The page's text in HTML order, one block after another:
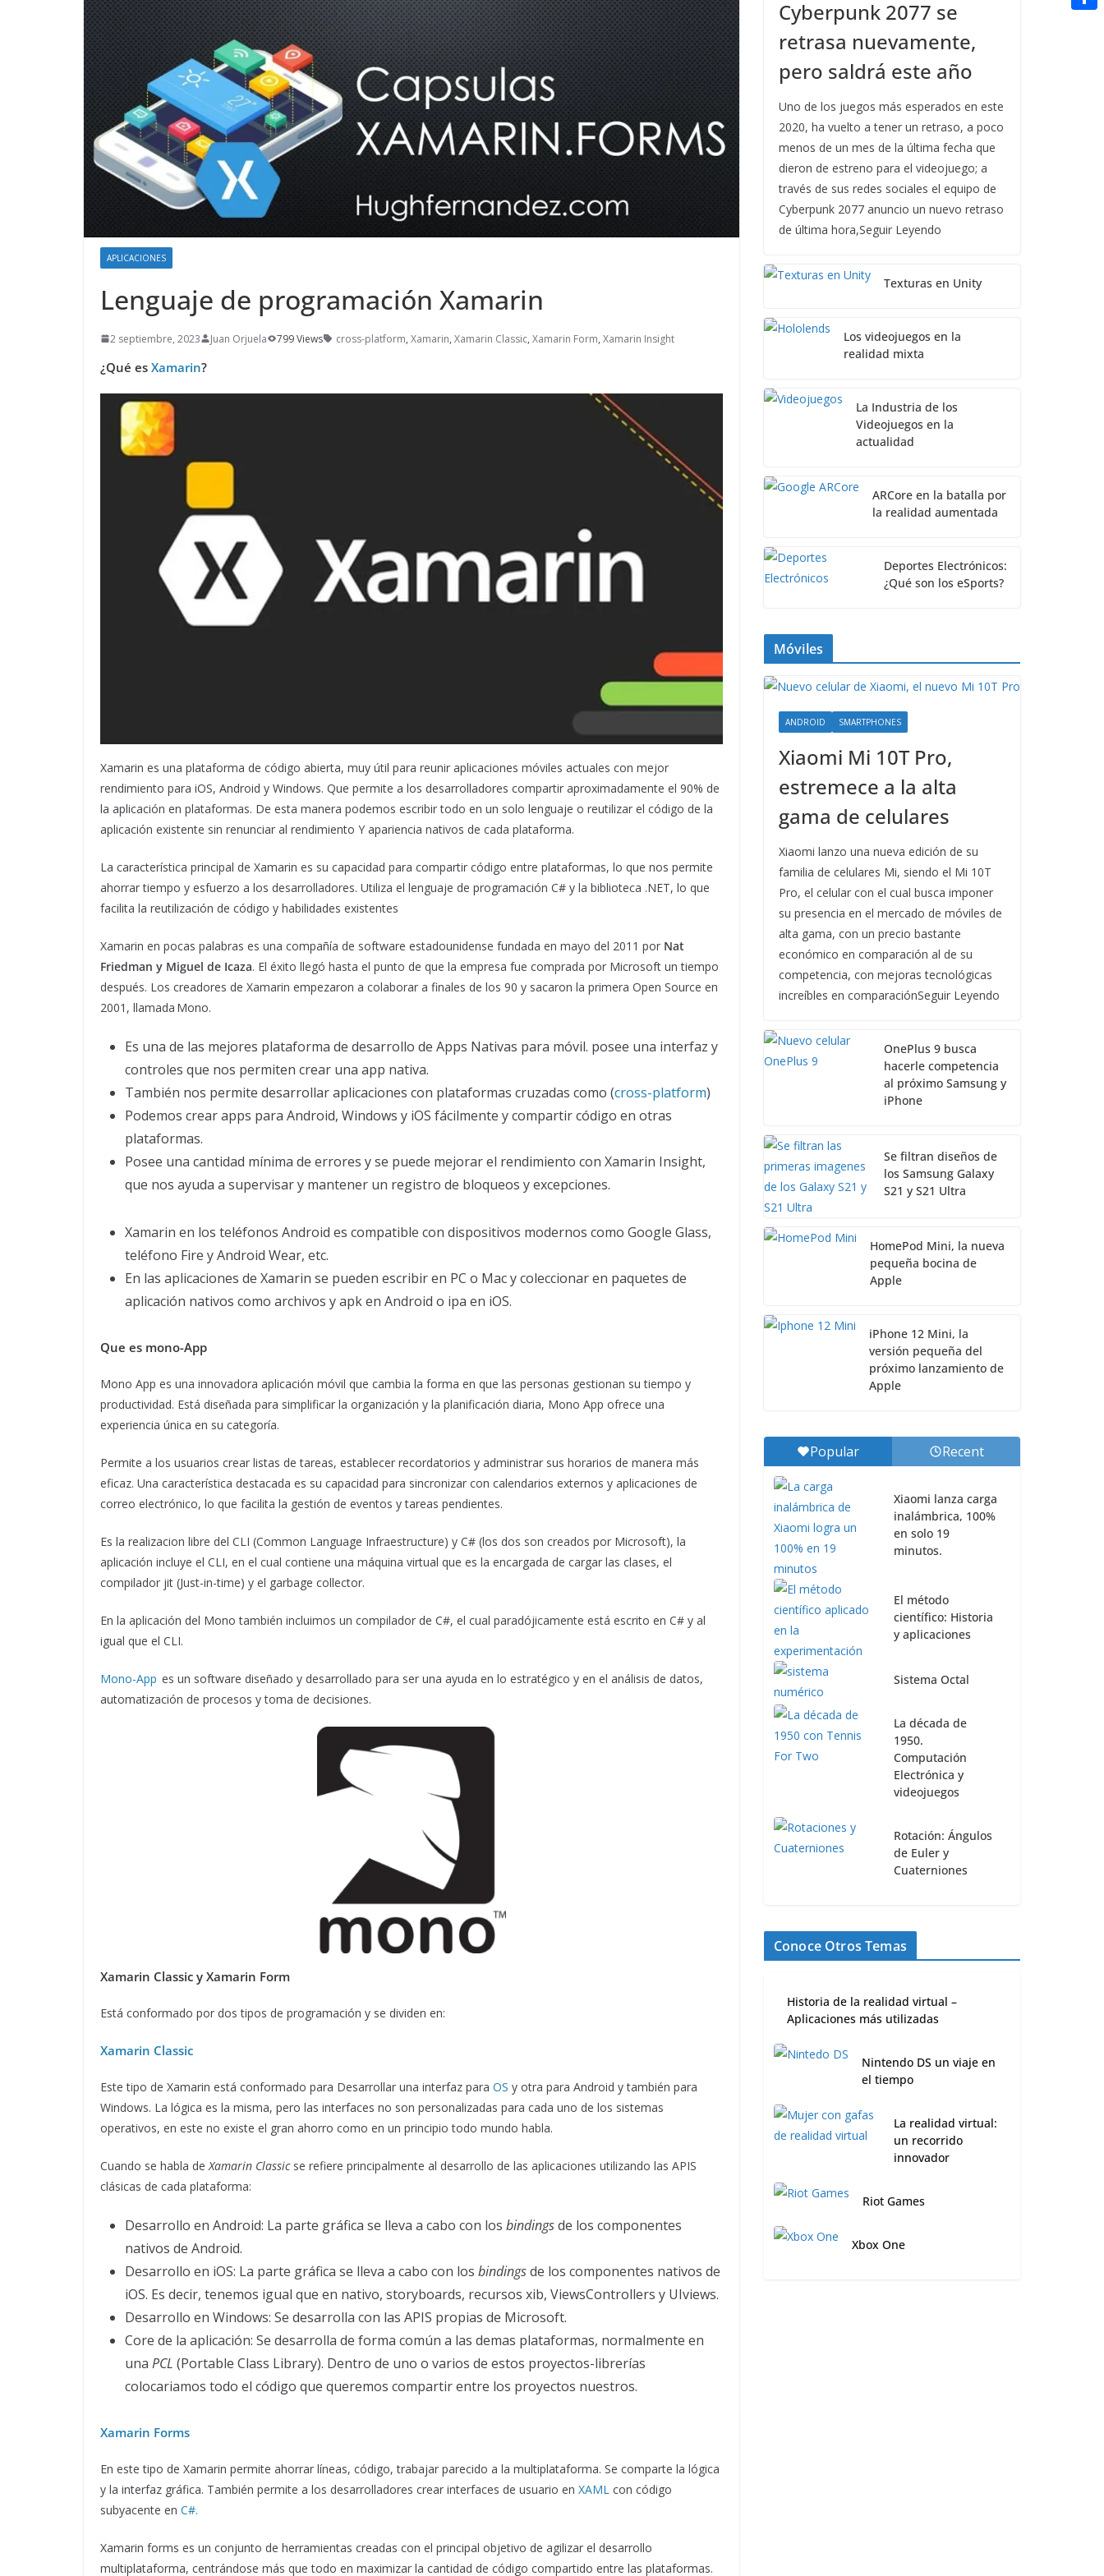
APLICACIONES
Lenguaje de programación Xamarin
2 septiembre, 2023 Juan Orjuela 799 Views cross-platform, Xamarin, Xamarin Classic, Xamarin Form, Xamarin Insight
¿Qué es Xamarin?
Xamarin es una plataforma de código abierta, muy útil para reunir aplicaciones móviles actuales con mejor
rendimiento para iOS, Android y Windows. Que permite a los desarrolladores compartir aproximadamente el 90% de
la aplicación en plataformas. De esta manera podemos escribir todo en un solo lenguaje o reutilizar el código de la
aplicación existente sin renunciar al rendimiento Y apariencia nativos de cada plataforma.
La característica principal de Xamarin es su capacidad para compartir código entre plataformas, lo que nos permite
ahorrar tiempo y esfuerzo a los desarrolladores. Utiliza el lenguaje de programación C# y la biblioteca .NET, lo que
facilita la reutilización de código y habilidades existentes
Xamarin en pocas palabras es una compañía de software estadounidense fundada en mayo del 2011 por Nat
Friedman y Miguel de Icaza. El éxito llegó hasta el punto de que la empresa fue comprada por Microsoft un tiempo
después. Los creadores de Xamarin empezaron a colaborar a finales de los 90 y sacaron la primera Open Source en
2001, llamada Mono.
Es una de las mejores plataforma de desarrollo de Apps Nativas para móvil. posee una interfaz y
controles que nos permiten crear una app nativa.
También nos permite desarrollar aplicaciones con plataformas cruzadas como (cross-platform)
Podemos crear apps para Android, Windows y iOS fácilmente y compartir código en otras
plataformas.
Posee una cantidad mínima de errores y se puede mejorar el rendimiento con Xamarin Insight,
que nos ayuda a supervisar y mantener un registro de bloqueos y excepciones.
Xamarin en los teléfonos Android es compatible con dispositivos modernos como Google Glass,
teléfono Fire y Android Wear, etc.
En las aplicaciones de Xamarin se pueden escribir en PC o Mac y coleccionar en paquetes de
aplicación nativos como archivos y apk en Android o ipa en iOS.
Que es mono-App
Mono App es una innovadora aplicación móvil que cambia la forma en que las personas gestionan su tiempo y
productividad. Está diseñada para simplificar la organización y la planificación diaria, Mono App ofrece una
experiencia única en su categoría.
Permite a los usuarios crear listas de tareas, establecer recordatorios y administrar sus horarios de manera más
eficaz. Una característica destacada es su capacidad para sincronizar con calendarios externos y aplicaciones de
correo electrónico, lo que facilita la gestión de eventos y tareas pendientes.
Es la realizacion libre del CLI (Common Language Infraestructure) y C# (los dos son creados por Microsoft), la
aplicación incluye el CLI, en el cual contiene una máquina virtual que es la encargada de cargar las clases, el
compilador jit (Just-in-time) y el garbage collector.
En la aplicación del Mono también incluimos un compilador de C#, el cual paradójicamente está escrito en C# y al
igual que el CLI.
Mono-App es un software diseñado y desarrollado para ser una ayuda en lo estratégico y en el análisis de datos,
automatización de procesos y toma de decisiones.
Xamarin Classic y Xamarin Form
Está conformado por dos tipos de programación y se dividen en:
Xamarin Classic
Este tipo de Xamarin está conformado para Desarrollar una interfaz para OS y otra para Android y también para
Windows. La lógica es la misma, pero las interfaces no son personalizadas para cada uno de los sistemas
operativos, en este no existe el gran ahorro como en un principio todo mundo habla.
Cuando se habla deXamarin Classicse refiere principalmente al desarrollo de las aplicaciones utilizando las APIS
clásicas de cada plataforma:
Desarrollo en Android: La parte gráfica se lleva a cabo con los bindingsde los componentes
nativos de Android.
Desarrollo en iOS: La parte gráfica se lleva a cabo con los bindingsde los componentes nativos de
iOS. Es decir, tenemos igual que en nativo, storyboards, recursos xib, ViewsControllers y UIviews.
Desarrollo en Windows: Se desarrolla con las APIS propias de Microsoft.
Core de la aplicación: Se desarrolla de forma común a las demas plataformas, normalmente en
una PCL (Portable Class Library). Dentro de uno o varios de estos proyectos-librerías
colocariamos todo el código que queremos compartir entre los proyectos nuestros.
Xamarin Forms
En este tipo de Xamarin permite ahorrar líneas, código, trabajar parecido a la multiplataforma. Se comparte la lógica
y la interfaz gráfica. También permite a los desarrolladores crear interfaces de usuario en XAML con código
subyacente en C#.
Xamarin forms es un conjunto de herramientas creadas con el principal objetivo de agilizar el desarrollo
multiplataforma, centrándose más que todo en maximizar la cantidad de código compartido entre las plataformas.
Cyberpunk 2077 se
retrasa nuevamente,
pero saldrá este año
Uno de los juegos más esperados en este
2020, ha vuelto a tener un retraso, a poco
menos de un mes de la última fecha que
dieron de estreno para el videojuego; a
través de sus redes sociales el equipo de
Cyberpunk 2077 anuncio un nuevo retraso
de última hora,Seguir Leyendo
Texturas en Unity
Los videojuegos en la
realidad mixta
La Industria de los
Videojuegos en la
actualidad
ARCore en la batalla por
la realidad aumentada
Deportes Electrónicos:
¿Qué son los eSports?
Móviles
ANDROID SMARTPHONES
Xiaomi Mi 10T Pro,
estremece a la alta
gama de celulares
Xiaomi lanzo una nueva edición de su
familia de celulares Mi, siendo el Mi 10T
Pro, el celular con el cual busca imponer
su presencia en el mercado de móviles de
alta gama, con un precio bastante
económico en comparación al de su
competencia, con mejoras tecnológicas
increíbles en comparaciónSeguir Leyendo
OnePlus 9 busca
hacerle competencia
al próximo Samsung y
iPhone
Se filtran diseños de
los Samsung Galaxy
S21 y S21 Ultra
HomePod Mini, la nueva
pequeña bocina de
Apple
iPhone 12 Mini, la
versión pequeña del
próximo lanzamiento de
Apple
Popular Recent
Xiaomi lanza carga
inalámbrica, 100%
en solo 19
minutos.
El método
científico: Historia
y aplicaciones
Sistema Octal
La década de
1950.
Computación
Electrónica y
videojuegos
Rotación: Ángulos
de Euler y
Cuaterniones
Conoce Otros Temas
Historia de la realidad virtual –
Aplicaciones más utilizadas
Nintendo DS un viaje en
el tiempo
La realidad virtual:
un recorrido
innovador
Riot Games
Xbox One
n
a